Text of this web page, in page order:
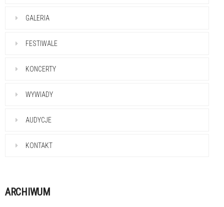
GALERIA
FESTIWALE
KONCERTY
WYWIADY
AUDYCJE
KONTAKT
ARCHIWUM